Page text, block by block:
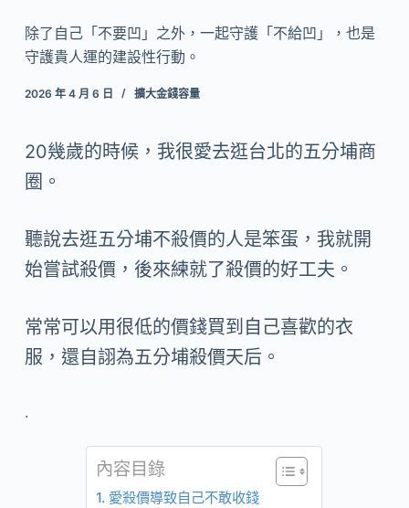
除了自己「不要凹」之外，一起守護「不給凹」，也是
守護貴人運的建設性行動。
2026 年 4 月 6 日 擴大金錢容量
20幾歲的時候，我很愛去逛台北的五分埔商
圈。
聽說去逛五分埔不殺價的人是笨蛋，我就開
始嘗試殺價，後來練就了殺價的好工夫。
常常可以用很低的價錢買到自己喜歡的衣
服，還自詡為五分埔殺價天后。
.
內容目錄
愛殺價導致自己不敢收錢